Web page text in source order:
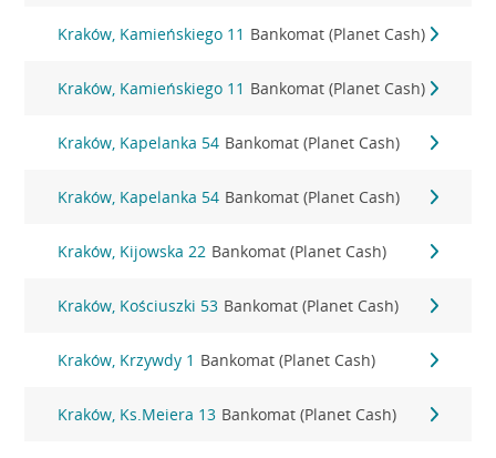
Kraków, Kamieńskiego 11 Bankomat (Planet Cash)
Kraków, Kamieńskiego 11 Bankomat (Planet Cash)
Kraków, Kapelanka 54 Bankomat (Planet Cash)
Kraków, Kapelanka 54 Bankomat (Planet Cash)
Kraków, Kijowska 22 Bankomat (Planet Cash)
Kraków, Kościuszki 53 Bankomat (Planet Cash)
Kraków, Krzywdy 1 Bankomat (Planet Cash)
Kraków, Ks.Meiera 13 Bankomat (Planet Cash)